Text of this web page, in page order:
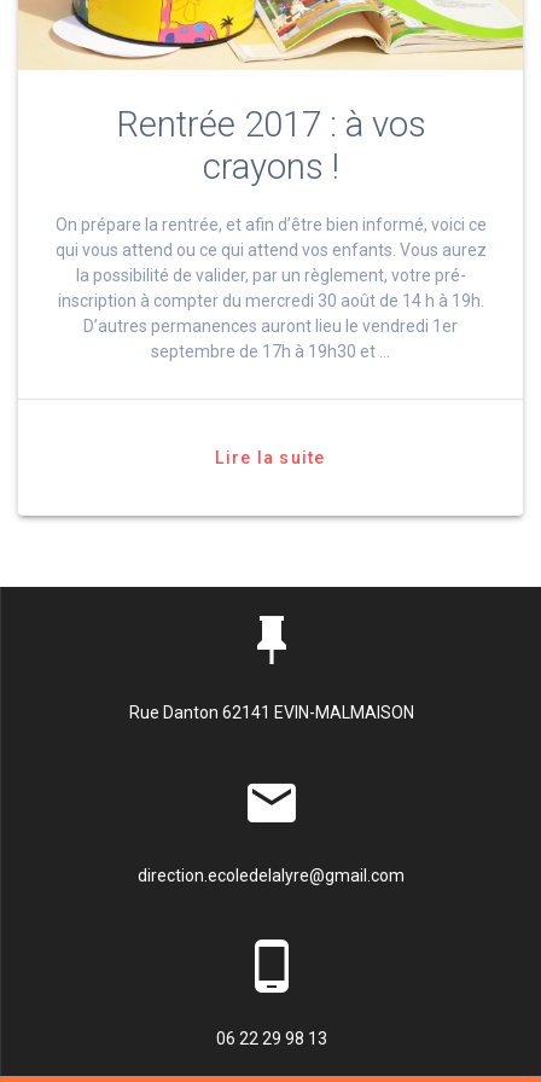
Rentrée 2017 : à vos
crayons !
On prépare la rentrée, et afin d’être bien informé, voici ce
qui vous attend ou ce qui attend vos enfants. Vous aurez
la possibilité de valider, par un règlement, votre pré-
inscription à compter du mercredi 30 août de 14 h à 19h.
D’autres permanences auront lieu le vendredi 1er
septembre de 17h à 19h30 et …
Lire la suite
Rue Danton 62141 EVIN-MALMAISON
direction.ecoledelalyre@gmail.com
06 22 29 98 13